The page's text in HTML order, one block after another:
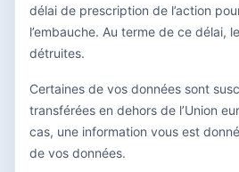
délai de prescription de l’action
l’embauche. Au terme de ce délai,
détruites.
Certaines de vos données sont
transférées en dehors de l’Union
cas, une information vous est
de vos données.